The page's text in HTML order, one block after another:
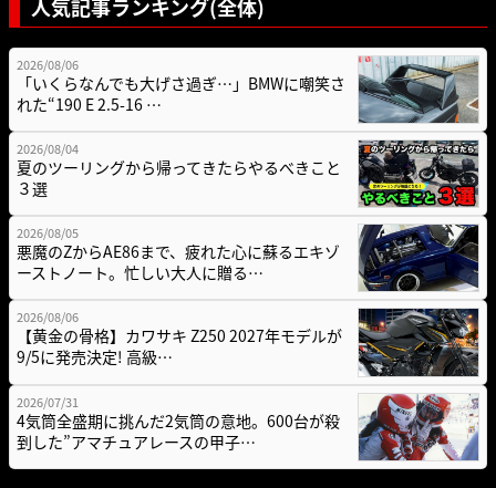
人気記事ランキング(全体)
2026/08/06
「いくらなんでも大げさ過ぎ…」BMWに嘲笑さ
れた“190 E 2.5-16 …
2026/08/04
夏のツーリングから帰ってきたらやるべきこと
３選
2026/08/05
悪魔のZからAE86まで、疲れた心に蘇るエキゾ
ーストノート。忙しい大人に贈る…
2026/08/06
【黄金の骨格】カワサキ Z250 2027年モデルが
9/5に発売決定! 高級…
2026/07/31
4気筒全盛期に挑んだ2気筒の意地。600台が殺
到した”アマチュアレースの甲子…